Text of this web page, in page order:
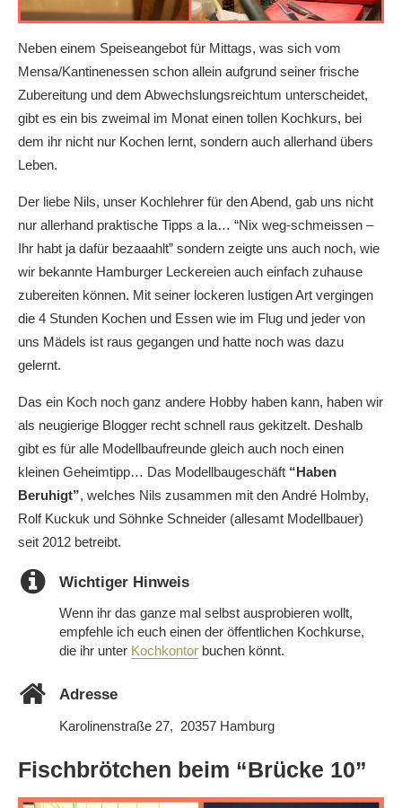
Neben einem Speiseangebot für Mittags, was sich vom
Mensa/Kantinenessen schon allein aufgrund seiner frische
Zubereitung und dem Abwechslungsreichtum unterscheidet,
gibt es ein bis zweimal im Monat einen tollen Kochkurs, bei
dem ihr nicht nur Kochen lernt, sondern auch allerhand übers
Leben.
Der liebe Nils, unser Kochlehrer für den Abend, gab uns nicht
nur allerhand praktische Tipps a la… “Nix weg-schmeissen –
Ihr habt ja dafür bezaaahlt” sondern zeigte uns auch noch, wie
wir bekannte Hamburger Leckereien auch einfach zuhause
zubereiten können. Mit seiner lockeren lustigen Art vergingen
die 4 Stunden Kochen und Essen wie im Flug und jeder von
uns Mädels ist raus gegangen und hatte noch was dazu
gelernt.
Das ein Koch noch ganz andere Hobby haben kann, haben wir
als neugierige Blogger recht schnell raus gekitzelt. Deshalb
gibt es für alle Modellbaufreunde gleich auch noch einen
kleinen Geheimtipp… Das Modellbaugeschäft “Haben
Beruhigt”, welches Nils zusammen mit den André Holmby,
Rolf Kuckuk und Söhnke Schneider (allesamt Modellbauer)
seit 2012 betreibt.
Wichtiger Hinweis
Wenn ihr das ganze mal selbst ausprobieren wollt,
empfehle ich euch einen der öffentlichen Kochkurse,
die ihr unter Kochkontor buchen könnt.
Adresse
Karolinenstraße 27, 20357 Hamburg‎
Fischbrötchen beim “Brücke 10”